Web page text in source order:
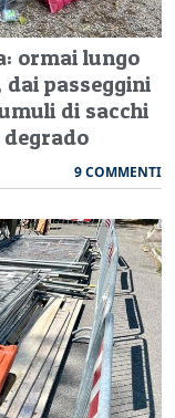
ormai lungo
passeggini
di sacchi
9 COMMENTI